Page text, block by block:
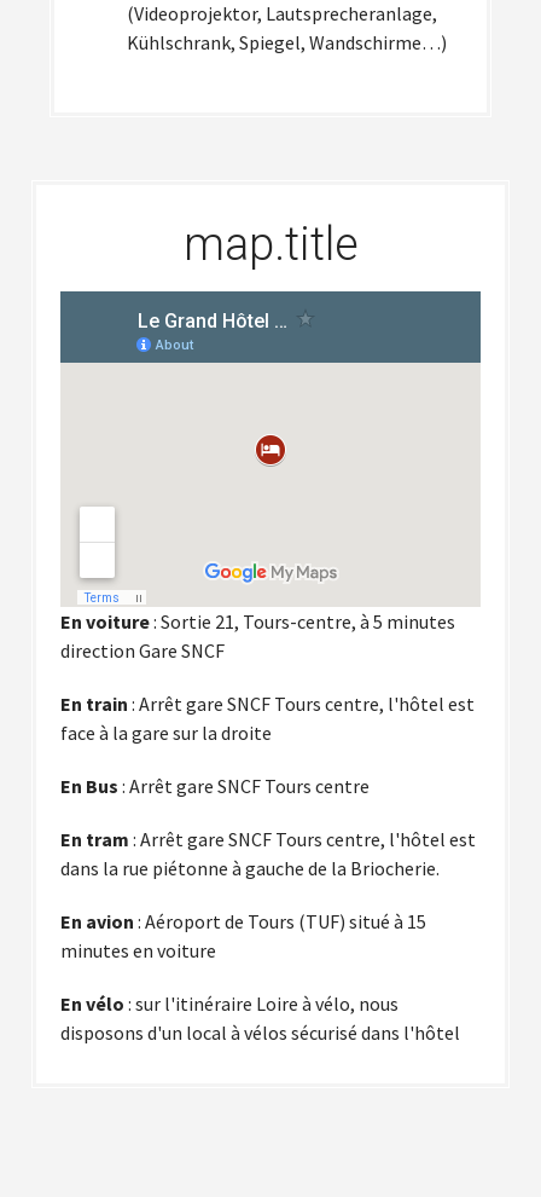
(Videoprojektor, Lautsprecheranlage,
Kühlschrank, Spiegel, Wandschirme…)
map.title
En voiture: Sortie 21, Tours-centre, à 5 minutes
direction Gare SNCF
En train : Arrêt gare SNCF Tours centre, l'hôtel est
face à la gare sur la droite
En Bus : Arrêt gare SNCF Tours centre
En tram : Arrêt gare SNCF Tours centre, l'hôtel est
dans la rue piétonne à gauche de la Briocherie.
En avion : Aéroport de Tours (TUF) situé à 15
minutes en voiture
En vélo : sur l'itinéraire Loire à vélo, nous
disposons d'un local à vélos sécurisé dans l'hôtel